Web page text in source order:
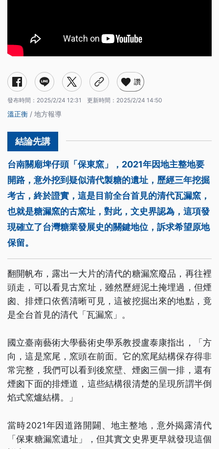
讚
發布時間： 2025/2/24 12:31 更新時間： 2025/2/24 14:50
溫正衡 / 地方報導
台南關廟埤仔頭「保東窯」，2021年因地主整地要
開路，意外挖到疑似清代製糖的遺址，歷經三年挖掘
考古，終於證實，這是目前全台首見的清代瓦漏窯，
也就是糖漏窯的古窯址，對此，文史界認為，這項發
現確立了台灣糖業發展史的關鍵地位，訴求希望原地
保留。
翻開帆布，露出一大片的清代的糖漏窯廢品，再往裡
頭走，可以看見古窯址，雖然歷經泥土掩埋過，但煙
囪、排煙口依舊清晰可見，這被挖掘出來的地點，竟
是全台首見的清代「瓦漏窯」。
國立臺南藝術大學藝術史學系教授盧泰康指出，「方
向，這是窯尾，窯頭在前面。它的窯尾結構保存得非
常完整，我們可以看到後窯壁、煙囪三個一排，還有
煙囪下面的排煙道，這些結構很清楚的呈現所謂半倒
焰式窯爐結構。」
當時2021年因道路開闢、地主整地，意外揭露清代
「保東糖漏窯遺址」，但其實文史界更早就發現這個